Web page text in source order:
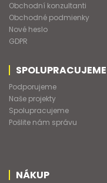
Obchodní konzultanti
Obchodné podmienky
Nové heslo
GDPR
SPOLUPRACUJEME
Podporujeme
Naše projekty
Spolupracujeme
Pošlite nám správu
NÁKUP